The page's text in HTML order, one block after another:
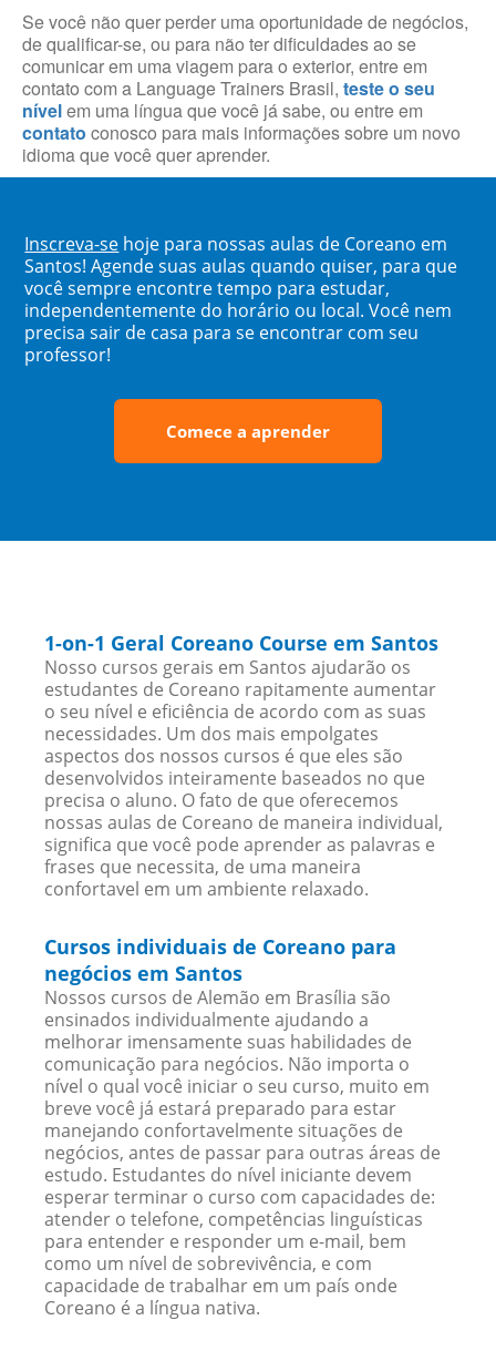
Se você não quer perder uma oportunidade de negócios,
de qualificar-se, ou para não ter dificuldades ao se
comunicar em uma viagem para o exterior, entre em
contato com a Language Trainers Brasil, teste o seu
nívelem uma língua que você já sabe, ou entre em
contato conosco para mais informações sobre um novo
idioma que você quer aprender.
Inscreva-se hoje para nossas aulas de Coreano em
Santos! Agende suas aulas quando quiser, para que
você sempre encontre tempo para estudar,
independentemente do horário ou local. Você nem
precisa sair de casa para se encontrar com seu
professor!
Comece a aprender
1-on-1 Geral Coreano Course em Santos
Nosso cursos gerais em Santos ajudarão os
estudantes de Coreano rapitamente aumentar
o seu nível e eficiência de acordo com as suas
necessidades. Um dos mais empolgates
aspectos dos nossos cursos é que eles são
desenvolvidos inteiramente baseados no que
precisa o aluno. O fato de que oferecemos
nossas aulas de Coreano de maneira individual,
significa que você pode aprender as palavras e
frases que necessita, de uma maneira
confortavel em um ambiente relaxado.
Cursos individuais de Coreano para
negócios em Santos
Nossos cursos de Alemão em Brasília são
ensinados individualmente ajudando a
melhorar imensamente suas habilidades de
comunicação para negócios. Não importa o
nível o qual você iniciar o seu curso, muito em
breve você já estará preparado para estar
manejando confortavelmente situações de
negócios, antes de passar para outras áreas de
estudo. Estudantes do nível iniciante devem
esperar terminar o curso com capacidades de:
atender o telefone, competências linguísticas
para entender e responder um e-mail, bem
como um nível de sobrevivência, e com
capacidade de trabalhar em um país onde
Coreano é a língua nativa.